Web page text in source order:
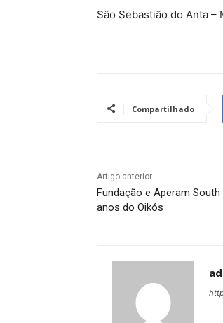
São Sebastião do Anta –
Compartilhado
Artigo anterior
Fundação e Aperam
anos do Oikós